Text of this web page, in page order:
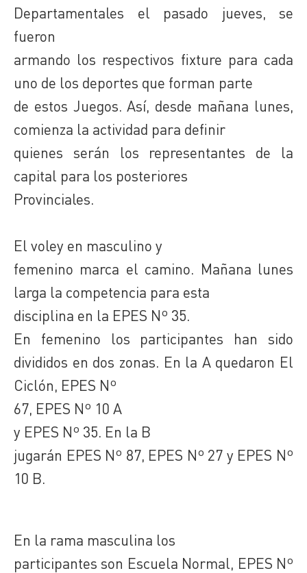
Departamentales el pasado jueves, se
fueron
armando los respectivos fixture para cada
uno de los deportes que forman parte
de estos Juegos. Así, desde mañana lunes,
comienza la actividad para definir
quienes serán los representantes de la
capital para los posteriores
Provinciales.
El voley en masculino y
femenino marca el camino. Mañana lunes
larga la competencia para esta
disciplina en la EPES Nº 35.
En femenino los participantes han sido
divididos en dos zonas. En la A quedaron El
Ciclón, EPES Nº
67, EPES Nº 10 A
y EPES Nº 35. En la B
jugarán EPES Nº 87, EPES Nº 27 y EPES Nº
10 B.
En la rama masculina los
participantes son Escuela Normal, EPES Nº